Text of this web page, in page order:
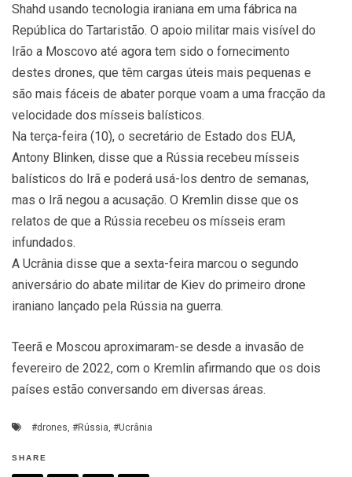
Shahd usando tecnologia iraniana em uma fábrica na
República do Tartaristão. O apoio militar mais visível do
Irão a Moscovo até agora tem sido o fornecimento
destes drones, que têm cargas úteis mais pequenas e
são mais fáceis de abater porque voam a uma fracção da
velocidade dos mísseis balísticos.
Na terça-feira (10), o secretário de Estado dos EUA,
Antony Blinken, disse que a Rússia recebeu mísseis
balísticos do Irã e poderá usá-los dentro de semanas,
mas o Irã negou a acusação. O Kremlin disse que os
relatos de que a Rússia recebeu os mísseis eram
infundados.
A Ucrânia disse que a sexta-feira marcou o segundo
aniversário do abate militar de Kiev do primeiro drone
iraniano lançado pela Rússia na guerra.
Teerã e Moscou aproximaram-se desde a invasão de
fevereiro de 2022, com o Kremlin afirmando que os dois
países estão conversando em diversas áreas.
#drones #Rússia #Ucrânia
SHARE